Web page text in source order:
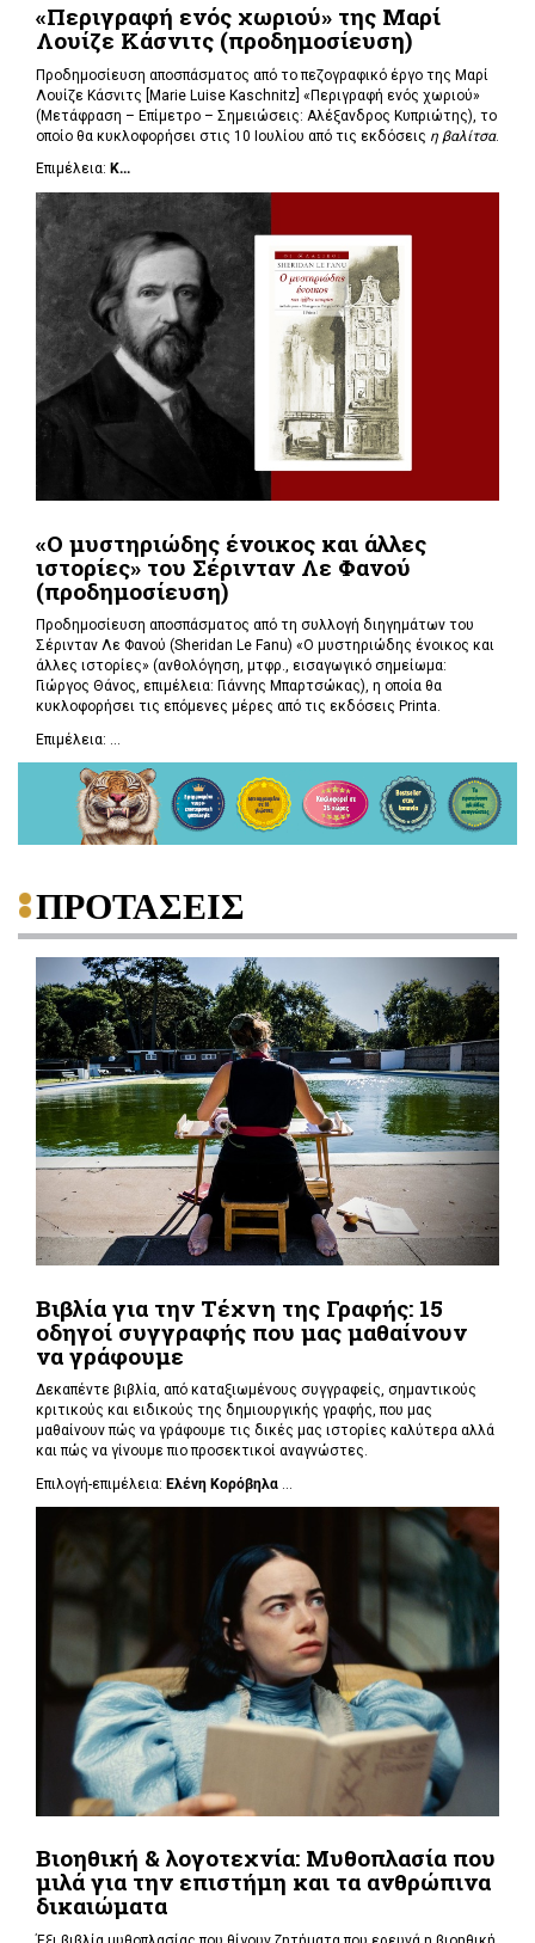
«Περιγραφή ενός χωριού» της Μαρί
Λουίζε Κάσνιτς (προδημοσίευση)
Προδημοσίευση αποσπάσματος από το πεζογραφικό έργο της Μαρί
Λουίζε Κάσνιτς [Marie Luise Kaschnitz] «Περιγραφή ενός χωριού»
(Μετάφραση – Επίμετρο – Σημειώσεις: Αλέξανδρος Κυπριώτης), το
οποίο θα κυκλοφορήσει στις 10 Ιουλίου από τις εκδόσεις η βαλίτσα.
Επιμέλεια: Κ...
«Ο μυστηριώδης ένοικος και άλλες
ιστορίες» του Σέρινταν Λε Φανού
(προδημοσίευση)
Προδημοσίευση αποσπάσματος από τη συλλογή διηγημάτων του
Σέρινταν Λε Φανού (Sheridan Le Fanu) «Ο μυστηριώδης ένοικος και
άλλες ιστορίες» (ανθολόγηση, μτφρ., εισαγωγικό σημείωμα:
Γιώργος Θάνος, επιμέλεια: Γιάννης Μπαρτσώκας), η οποία θα
κυκλοφορήσει τις επόμενες μέρες από τις εκδόσεις Printa.
Επιμέλεια: ...
ΠΡΟΤΑΣΕΙΣ
Βιβλία για την Τέχνη της Γραφής: 15
οδηγοί συγγραφής που μας μαθαίνουν
να γράφουμε
Δεκαπέντε βιβλία, από καταξιωμένους συγγραφείς, σημαντικούς
κριτικούς και ειδικούς της δημιουργικής γραφής, που μας
μαθαίνουν πώς να γράφουμε τις δικές μας ιστορίες καλύτερα αλλά
και πώς να γίνουμε πιο προσεκτικοί αναγνώστες.
Επιλογή-επιμέλεια: Ελένη Κορόβηλα ...
Βιοηθική & λογοτεχνία: Μυθοπλασία που
μιλά για την επιστήμη και τα ανθρώπινα
δικαιώματα